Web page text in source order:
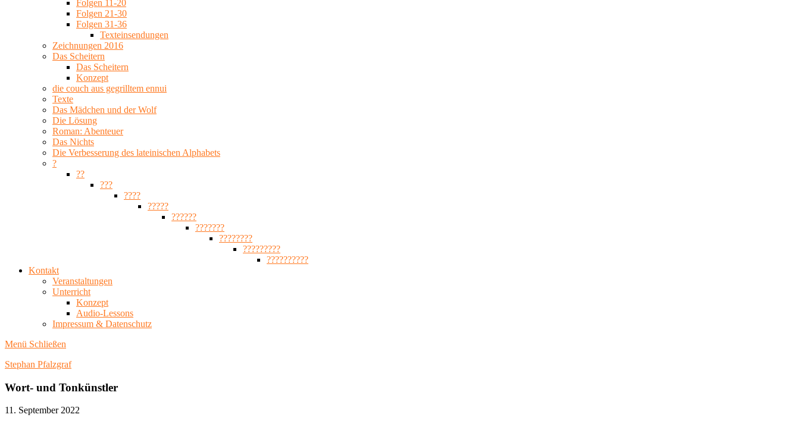
Folgen 11-20
Folgen 21-30
Folgen 31-36
Texteinsendungen
Zeichnungen 2016
Das Scheitern
Das Scheitern
Konzept
die couch aus gegrilltem ennui
Texte
Das Mädchen und der Wolf
Die Lösung
Roman: Abenteuer
Das Nichts
Die Verbesserung des lateinischen Alphabets
?
??
???
????
?????
??????
???????
????????
?????????
??????????
Kontakt
Veranstaltungen
Unterricht
Konzept
Audio-Lessons
Impressum & Datenschutz
Menü Schließen
Stephan Pfalzgraf
Wort- und Tonkünstler
11. September 2022